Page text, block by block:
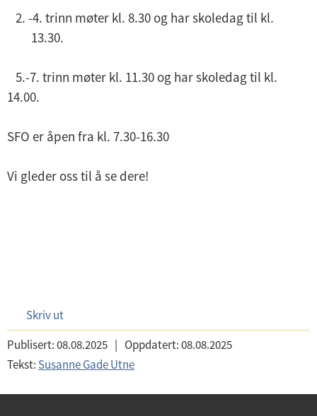
-4. trinn møter kl. 8.30 og har skoledag til kl.
13.30.
5.-7. trinn møter kl. 11.30 og har skoledag til kl.
14.00.
SFO er åpen fra kl. 7.30-16.30
Vi gleder oss til å se dere!
Skriv ut
Publisert:08.08.2025 | Oppdatert:08.08.2025
Tekst: Susanne Gade Utne